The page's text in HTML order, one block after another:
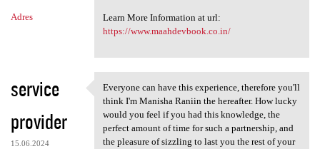
Adres
Learn More Information at url:
https://www.maahdevbook.co.in/
service
provider
15.06.2024
Everyone can have this
Everyone can have this experience, therefore you'll
think I'm Manisha Raniin the hereafter. How lucky
would you feel if you had this knowledge, the
perfect amount of time for such a partnership, and
the pleasure of sizzling to last you the rest of your